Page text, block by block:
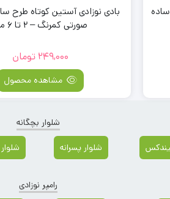
بادی نوزادی آستین کوتاه طرح
صورتی کمرنگ – 2 تا 6 ماه
249,000 تومان
مشاهده محصول
شلوار بچگانه
شلوار پسرانه
رامپر نوزادی